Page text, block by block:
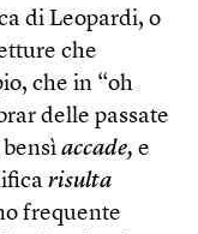
di Leopardi, o
che
che in “oh
delle passate
bensì accade, e
risulta
frequente